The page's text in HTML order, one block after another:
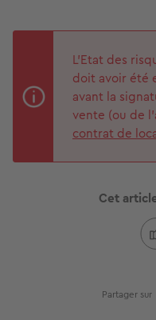
L'Etat des
doit avoir été
avant la
vente (ou de
contrat de
Cet
Partager sur